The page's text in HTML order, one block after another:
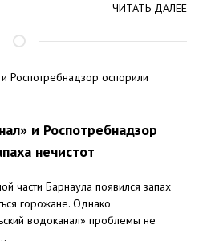
ЧИТАТЬ ДАЛЕЕ
и Роспотребнадзор
нечистот
части Барнаула появился запах
горожане. Однако
водоканал» проблемы не